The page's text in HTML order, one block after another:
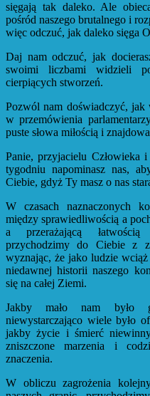
sięgają tak daleko. Ale
pośród naszego brutalnego i
więc odczuć, jak daleko sięga
Daj nam odczuć, jak
swoimi liczbami widzieli
cierpiących stworzeń.
Pozwól nam doświadczyć, jak
w przemówienia
puste słowa miłością i
Panie, przyjacielu
tygodniu napominasz nas,
Ciebie, gdyż Ty masz o nas
W czasach naznaczonych
między sprawiedliwością a
a przerażającą
przychodzimy do Ciebie z
wyznając, że jako ludzie
niedawnej historii naszego
się na całej Ziemi.
Jakby mało nam było
niewystarczająco wiele było
jakby życie i śmierć
zniszczone marzenia i
znaczenia.
W obliczu zagrożenia